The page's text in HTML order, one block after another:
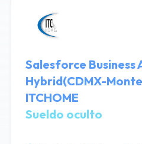
Salesforce Business
Hybrid(CDMX-
ITCHOME
Sueldo oculto